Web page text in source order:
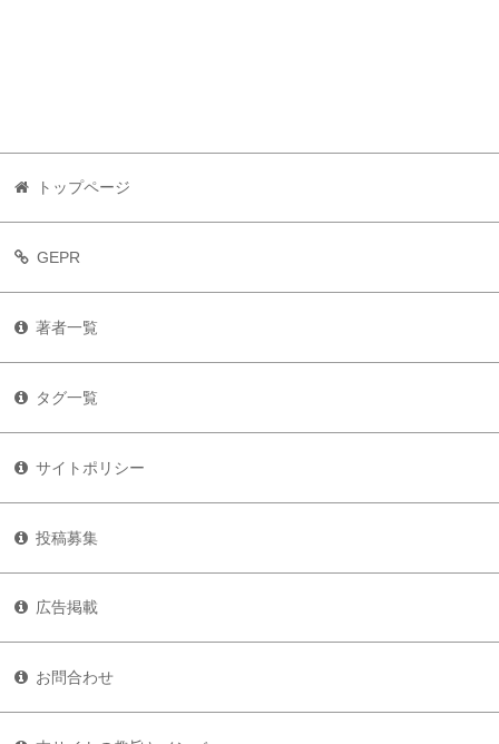
トップページ
GEPR
著者一覧
タグ一覧
サイトポリシー
投稿募集
広告掲載
お問合わせ